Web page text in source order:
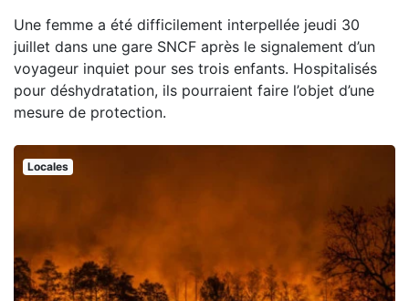
Une femme a été difficilement interpellée jeudi 30
juillet dans une gare SNCF après le signalement d’un
voyageur inquiet pour ses trois enfants. Hospitalisés
pour déshydratation, ils pourraient faire l’objet d’une
mesure de protection.
Locales